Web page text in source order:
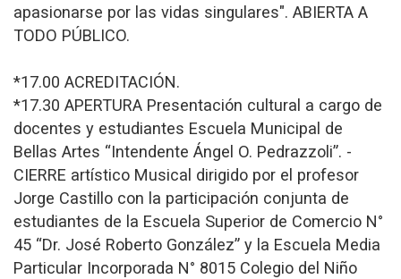
apasionarse por las vidas singulares". ABIERTA A
TODO PÚBLICO.
*17.00 ACREDITACIÓN.
*17.30 APERTURA Presentación cultural a cargo de
docentes y estudiantes Escuela Municipal de
Bellas Artes “Intendente Ángel O. Pedrazzoli”. -
CIERRE artístico Musical dirigido por el profesor
Jorge Castillo con la participación conjunta de
estudiantes de la Escuela Superior de Comercio N°
45 “Dr. José Roberto González” y la Escuela Media
Particular Incorporada N° 8015 Colegio del Niño